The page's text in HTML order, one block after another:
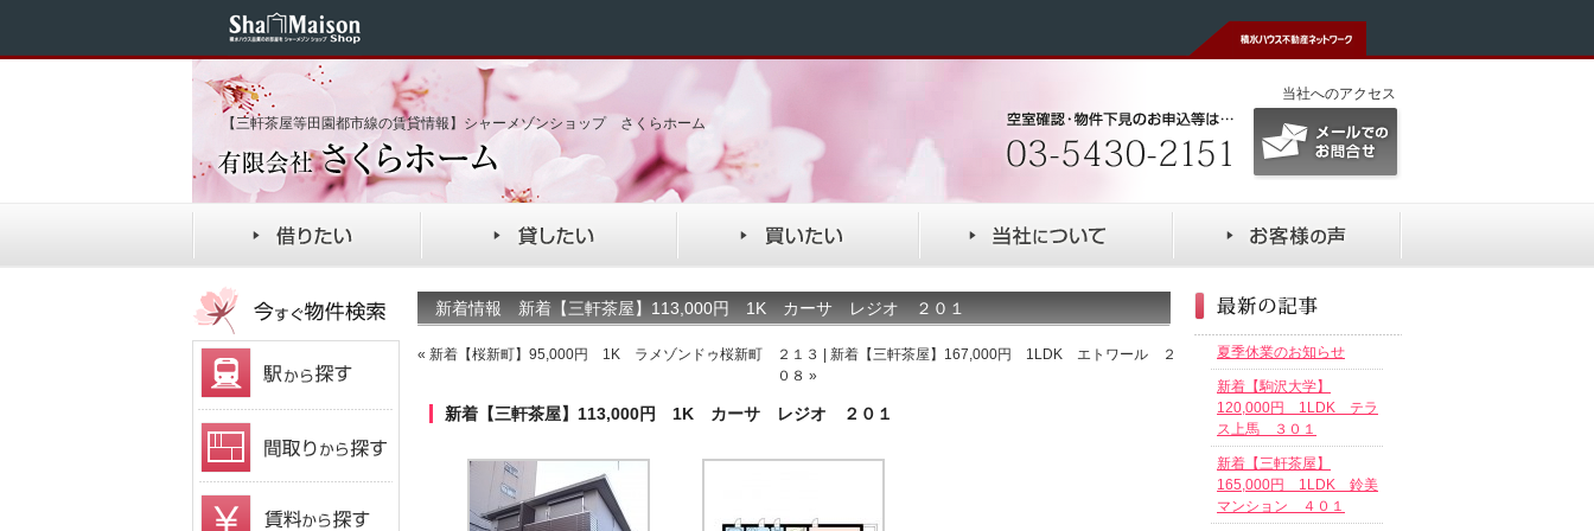
【三軒茶屋等田園都市線の賃貸情報】シャーメゾンショップ さくらホーム
当社へのアクセス
新着情報 新着【三軒茶屋】113,000円 1K カーサ レジオ ２０１
« 新着【桜新町】95,000円 1K ラメゾンドゥ桜新町 ２１３
新着【三軒茶屋】167,000円 1LDK エトワール ２
０８ »
新着【三軒茶屋】113,000円 1K カーサ レジオ ２０１
夏季休業のお知らせ
新着【駒沢大学】
120,000円 1LDK テラ
ス上馬 ３０１
新着【三軒茶屋】
165,000円 1LDK 鈴美
マンション ４０１